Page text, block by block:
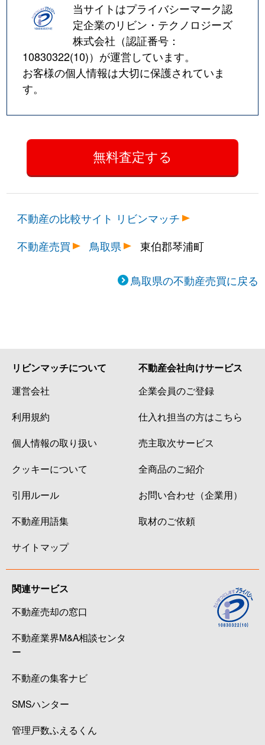
当サイトはプライバシーマーク認
定企業のリビン・テクノロジーズ
株式会社（認証番号：
10830322(10)）が運営しています。
お客様の個人情報は大切に保護されていま
す。
不動産の比較サイト リビンマッチ
不動産売買
鳥取県 東伯郡琴浦町
鳥取県の不動産売買に戻る
リビンマッチについて
運営会社
利用規約
個人情報の取り扱い
クッキーについて
引用ルール
不動産用語集
サイトマップ
不動産会社向けサービス
企業会員のご登録
仕入れ担当の方はこちら
売主取次サービス
全商品のご紹介
お問い合わせ（企業用）
取材のご依頼
関連サービス
不動産売却の窓口
不動産業界M&A相談センタ
ー
不動産の集客ナビ
SMSハンター
管理戸数ふえるくん